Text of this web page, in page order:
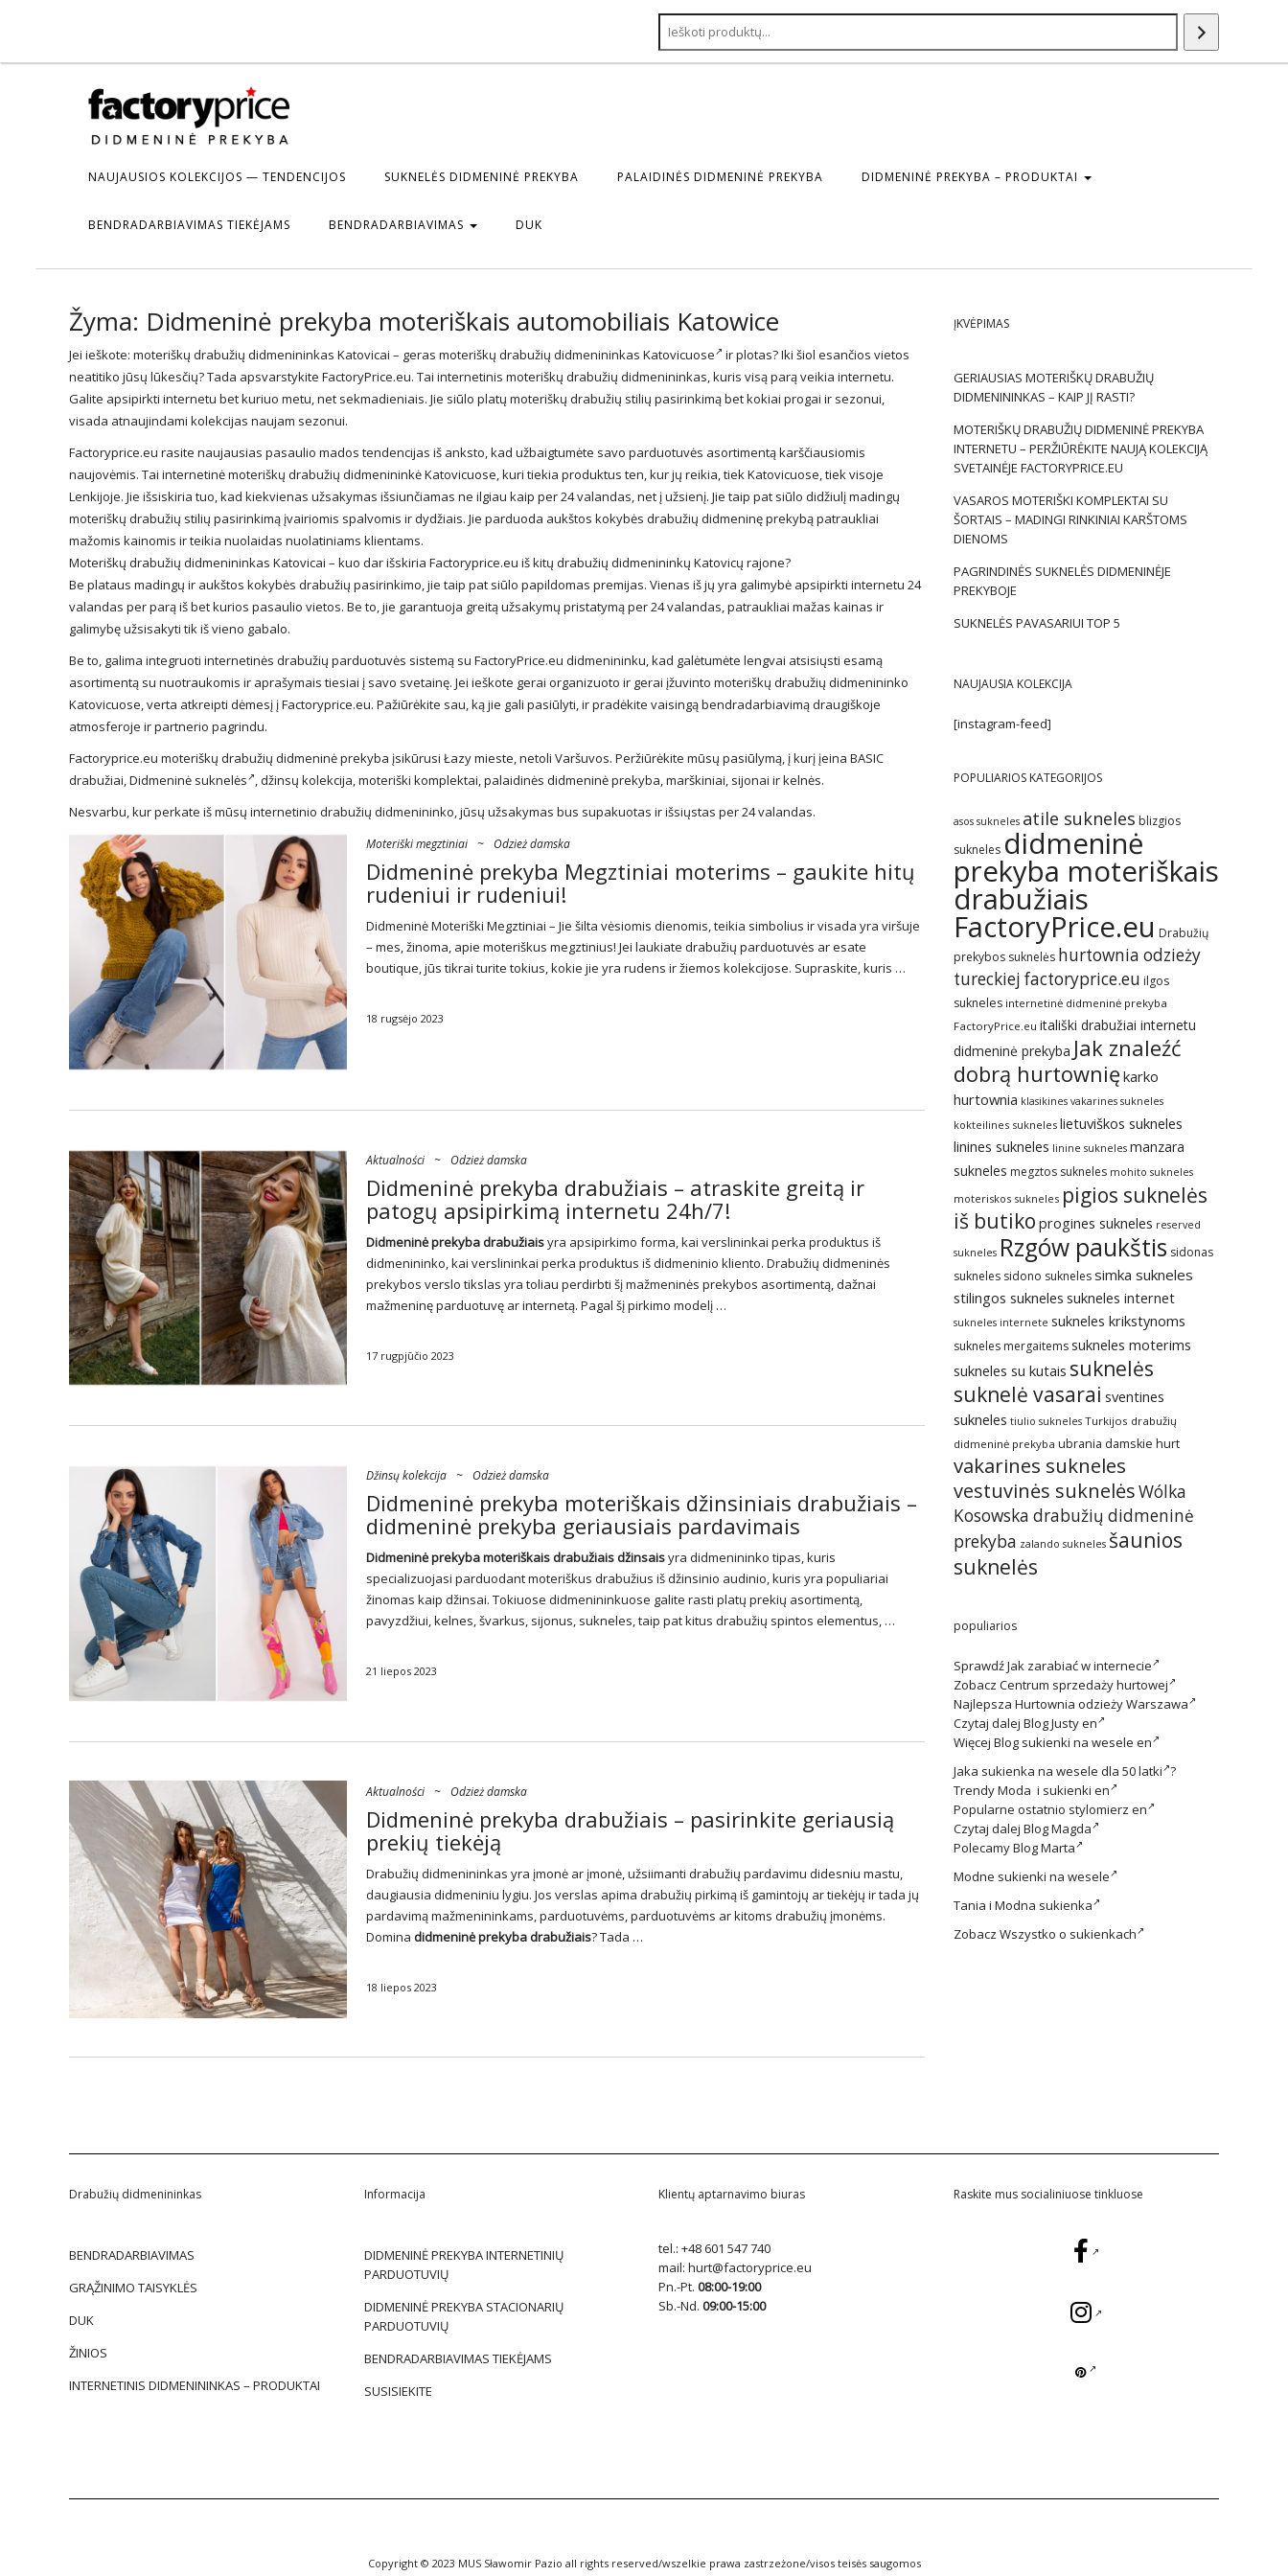
NAUJAUSIOS KOLEKCIJOS — TENDENCIJOS SUKNELĖS DIDMENINĖ PREKYBA PALAIDINĖS DIDMENINĖ PREKYBA DIDMENINĖ PREKYBA – PRODUKTAI
BENDRADARBIAVIMAS TIEKĖJAMS BENDRADARBIAVIMAS DUK
Žyma: Didmeninė prekyba moteriškais automobiliais Katowice
Jei ieškote: moteriškų drabužių didmenininkas Katovicai – geras moteriškų drabužių didmenininkas Katovicuose
ir plotas? Iki šiol esančios vietos
neatitiko jūsų lūkesčių? Tada apsvarstykite FactoryPrice.eu. Tai internetinis moteriškų drabužių didmenininkas, kuris visą parą veikia internetu.
Galite apsipirkti internetu bet kuriuo metu, net sekmadieniais. Jie siūlo platų moteriškų drabužių stilių pasirinkimą bet kokiai progai ir sezonui,
visada atnaujindami kolekcijas naujam sezonui.
Factoryprice.eu rasite naujausias pasaulio mados tendencijas iš anksto, kad užbaigtumėte savo parduotuvės asortimentą karščiausiomis
naujovėmis. Tai internetinė moteriškų drabužių didmenininkė Katovicuose, kuri tiekia produktus ten, kur jų reikia, tiek Katovicuose, tiek visoje
Lenkijoje. Jie išsiskiria tuo, kad kiekvienas užsakymas išsiunčiamas ne ilgiau kaip per 24 valandas, net į užsienį. Jie taip pat siūlo didžiulį madingų
moteriškų drabužių stilių pasirinkimą įvairiomis spalvomis ir dydžiais. Jie parduoda aukštos kokybės drabužių didmeninę prekybą patraukliai
mažomis kainomis ir teikia nuolaidas nuolatiniams klientams.
Moteriškų drabužių didmenininkas Katovicai – kuo dar išskiria Factoryprice.eu iš kitų drabužių didmenininkų Katovicų rajone?
Be plataus madingų ir aukštos kokybės drabužių pasirinkimo, jie taip pat siūlo papildomas premijas. Vienas iš jų yra galimybė apsipirkti internetu 24
valandas per parą iš bet kurios pasaulio vietos. Be to, jie garantuoja greitą užsakymų pristatymą per 24 valandas, patraukliai mažas kainas ir
galimybę užsisakyti tik iš vieno gabalo.
Be to, galima integruoti internetinės drabužių parduotuvės sistemą su FactoryPrice.eu didmenininku, kad galėtumėte lengvai atsisiųsti esamą
asortimentą su nuotraukomis ir aprašymais tiesiai į savo svetainę. Jei ieškote gerai organizuoto ir gerai įžuvinto moteriškų drabužių didmenininko
Katovicuose, verta atkreipti dėmesį į Factoryprice.eu. Pažiūrėkite sau, ką jie gali pasiūlyti, ir pradėkite vaisingą bendradarbiavimą draugiškoje
atmosferoje ir partnerio pagrindu.
Factoryprice.eu moteriškų drabužių didmeninė prekyba įsikūrusi Łazy mieste, netoli Varšuvos. Peržiūrėkite mūsų pasiūlymą, į kurį įeina BASIC
drabužiai,Didmeninė suknelės , džinsų kolekcija, moteriški komplektai, palaidinės didmeninė prekyba, marškiniai, sijonai ir kelnės.
Nesvarbu, kur perkate iš mūsų internetinio drabužių didmenininko, jūsų užsakymas bus supakuotas ir išsiųstas per 24 valandas.
Moteriški megztiniai ~ Odzież damska
Didmeninė prekyba Megztiniai moterims – gaukite hitų
rudeniui ir rudeniui!
DidmeninėMoteriški Megztiniai – Jie šilta vėsiomis dienomis, teikia simbolius ir visada yra viršuje
– mes, žinoma, apie moteriškus megztinius! Jei laukiate drabužių parduotuvės ar esate
boutique, jūs tikrai turite tokius, kokie jie yra rudens ir žiemos kolekcijose. Supraskite, kuris …
18 rugsėjo 2023
Aktualności ~ Odzież damska
Didmeninė prekyba drabužiais – atraskite greitą ir
patogų apsipirkimą internetu 24h/7!
Didmeninė prekyba drabužiaisyra apsipirkimo forma, kai verslininkai perka produktus iš
didmenininko, kai verslininkai perka produktus iš didmeninio kliento. Drabužių didmeninės
prekybos verslo tikslas yra toliau perdirbti šį mažmeninės prekybos asortimentą, dažnai
mažmeninę parduotuvę ar internetą. Pagal šį pirkimo modelį …
17 rugpjūčio 2023
Džinsų kolekcija ~ Odzież damska
Didmeninė prekyba moteriškais džinsiniais drabužiais –
didmeninė prekyba geriausiais pardavimais
Didmeninė prekybamoteriškais drabužiais džinsaisyra didmenininko tipas, kuris
specializuojasi parduodant moteriškus drabužius iš džinsinio audinio, kuris yra populiariai
žinomas kaip džinsai. Tokiuose didmenininkuose galite rasti platų prekių asortimentą,
pavyzdžiui, kelnes, švarkus, sijonus, sukneles, taip pat kitus drabužių spintos elementus, …
21 liepos 2023
Aktualności ~ Odzież damska
Didmeninė prekyba drabužiais – pasirinkite geriausią
prekių tiekėją
Drabužių didmenininkas yra įmonė ar įmonė, užsiimanti drabužių pardavimu didesniu mastu,
daugiausia didmeniniu lygiu. Jos verslas apima drabužių pirkimą iš gamintojų ar tiekėjų ir tada jų
pardavimą mažmenininkams, parduotuvėms, parduotuvėms ar kitoms drabužių įmonėms.
Domina didmeninė prekyba drabužiais? Tada …
18 liepos 2023
ĮKVĖPIMAS
GERIAUSIAS MOTERIŠKŲ DRABUŽIŲ
DIDMENININKAS – KAIP JĮ RASTI?
MOTERIŠKŲ DRABUŽIŲ DIDMENINĖ PREKYBA
INTERNETU – PERŽIŪRĖKITE NAUJĄ KOLEKCIJĄ
SVETAINĖJE FACTORYPRICE.EU
VASAROS MOTERIŠKI KOMPLEKTAI SU
ŠORTAIS – MADINGI RINKINIAI KARŠTOMS
DIENOMS
PAGRINDINĖS SUKNELĖS DIDMENINĖJE
PREKYBOJE
SUKNELĖS PAVASARIUI TOP 5
NAUJAUSIA KOLEKCIJA
[instagram-feed]
POPULIARIOS KATEGORIJOS
asos sukneles atile sukneles blizgios
sukneles didmeninė
prekyba moteriškais
drabužiais
FactoryPrice.eu Drabužių
prekybos suknelės hurtownia odzieży
tureckiej factoryprice.eu ilgos
sukneles internetinė didmeninė prekyba
FactoryPrice.eu itališki drabužiai internetu
didmeninė prekyba Jak znaleźć
dobrą hurtowniękarko
hurtownia klasikines vakarines sukneles
kokteilines sukneles lietuviškos sukneles
linines sukneles linine sukneles manzara
sukneles megztos sukneles mohito sukneles
moteriskos sukneles pigios suknelės
iš butiko progines sukneles reserved
sukneles Rzgów paukštis sidonas
sukneles sidono sukneles simka sukneles
stilingos sukneles sukneles internet
sukneles internete sukneles krikstynoms
sukneles mergaitems sukneles moterims
sukneles su kutais suknelės
suknelė vasarai sventines
sukneles tiulio sukneles Turkijos drabužių
didmeninė prekyba ubrania damskie hurt
vakarines sukneles
vestuvinės suknelėsWólka
Kosowska drabužių didmeninė
prekyba zalando sukneles šaunios
suknelės
populiarios
SprawdźJak zarabiać w internecie
Zobacz Centrum sprzedaży hurtowej
Najlepsza Hurtownia odzieży Warszawa
Czytaj dalej Blog Justy en
Więcej Blog sukienki na wesele en
Jaka sukienka na wesele dla 50 latki ?
TrendyModa i sukienki en
Popularne ostatnio stylomierz en
Czytaj dalej Blog Magda
PolecamyBlog Marta
Modne sukienki na wesele
Tania i Modna sukienka
Zobacz Wszystko o sukienkach
Drabužių didmenininkas
BENDRADARBIAVIMAS
GRĄŽINIMO TAISYKLĖS
DUK
ŽINIOS
INTERNETINIS DIDMENININKAS – PRODUKTAI
Informacija
DIDMENINĖ PREKYBA INTERNETINIŲ
PARDUOTUVIŲ
DIDMENINĖ PREKYBA STACIONARIŲ
PARDUOTUVIŲ
BENDRADARBIAVIMAS TIEKĖJAMS
SUSISIEKITE
Klientų aptarnavimo biuras
tel.: +48 601 547 740
mail: hurt@factoryprice.eu
Pn.-Pt. 08:00-19:00
Sb.-Nd. 09:00-15:00
Raskite mus socialiniuose tinkluose
Copyright © 2023 MUS Sławomir Pazio all rights reserved/wszelkie prawa zastrzeżone/visos teisės saugomos